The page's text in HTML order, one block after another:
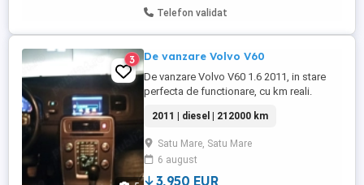
Telefon validat
3 De vanzare Volvo V60
De vanzare Volvo V60 1.6 2011, in stare
perfecta de functionare, cu km reali.
usor negociabil.
2011 | diesel | 212000 km
Satu Mare, Satu Mare
6 august
3,950 EUR